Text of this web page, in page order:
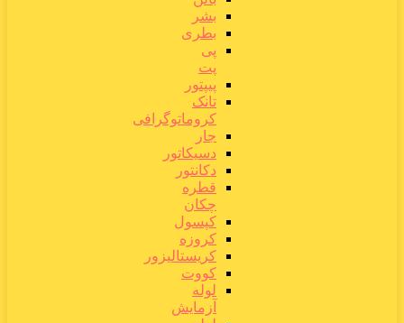
بشر
بطری
پی
پت
پیپتور
تانک
کروماتوگرافی
جار
دسیکاتور
دکانتور
قطره
چکان
کپسول
کروزه
کریستالیزور
کووت
لوله
آزمایش